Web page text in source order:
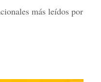
más leídos por